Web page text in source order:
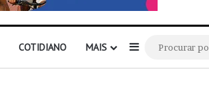
COTIDIANO MAIS Barra Lateral